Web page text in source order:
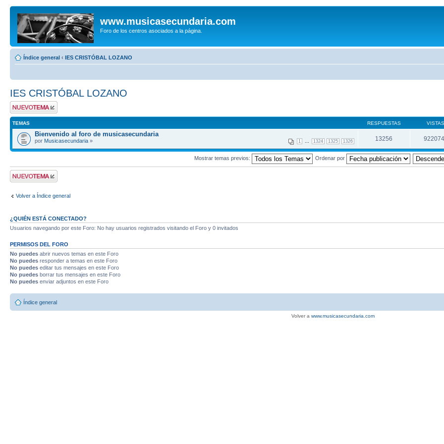
www.musicasecundaria.com
Foro de los centros asociados a la página.
Índice general ‹ IES CRISTÓBAL LOZANO
IES CRISTÓBAL LOZANO
Publicar un nuevo
tema
TEMAS RESPUESTAS VISTAS
Bienvenido al foro de musicasecundaria
1 1324 1325 1326
por Musicasecundaria » 13256
Mostrar temas previos: Ordenar por
Publicar un nuevo
tema
Volver a Índice general
¿QUIÉN ESTÁ CONECTADO?
Usuarios navegando por este Foro: No hay usuarios registrados visitando el Foro y 0 invitados
PERMISOS DEL FORO
No puedes abrir nuevos temas en este Foro
No puedes responder a temas en este Foro
No puedes editar tus mensajes en este Foro
No puedes borrar tus mensajes en este Foro
No puedes enviar adjuntos en este Foro
Índice general
Volver a www.musicasecundaria.com